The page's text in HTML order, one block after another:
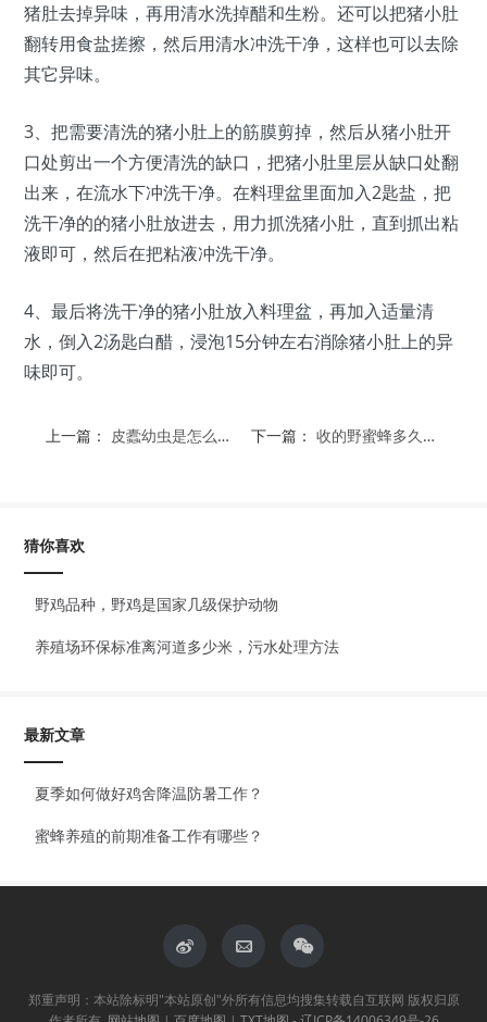
猪肚去掉异味，再用清水洗掉醋和生粉。还可以把猪小肚
翻转用食盐搓擦，然后用清水冲洗干净，这样也可以去除
其它异味。
3、把需要清洗的猪小肚上的筋膜剪掉，然后从猪小肚开
口处剪出一个方便清洗的缺口，把猪小肚里层从缺口处翻
出来，在流水下冲洗干净。在料理盆里面加入2匙盐，把
洗干净的的猪小肚放进去，用力抓洗猪小肚，直到抓出粘
液即可，然后在把粘液冲洗干净。
4、最后将洗干净的猪小肚放入料理盆，再加入适量清
水，倒入2汤匙白醋，浸泡15分钟左右消除猪小肚上的异
味即可。
上一篇： 皮蠹幼虫是怎么产生的，怎么消灭 下一篇：收的野蜜蜂多久稳定，怎么收回家
猜你喜欢
野鸡品种，野鸡是国家几级保护动物
养殖场环保标准离河道多少米，污水处理方法
最新文章
夏季如何做好鸡舍降温防暑工作？
蜜蜂养殖的前期准备工作有哪些？
郑重声明：本站除标明"本站原创"外所有信息均搜集转载自互联网 版权归原